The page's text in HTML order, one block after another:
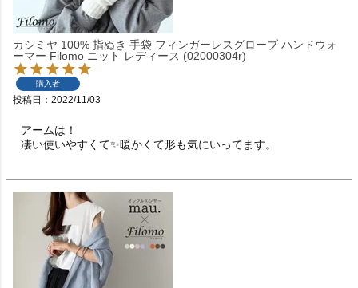
カシミヤ 100% 指ぬき 手袋 フィンガーレスグローブ ハンドウォ
ーマー Filomo ニット レディース (02000304r)
購入者
投稿日 2022/11/03
アームは！
凄い使いやすくて✨暖かくて形も気にいってます。